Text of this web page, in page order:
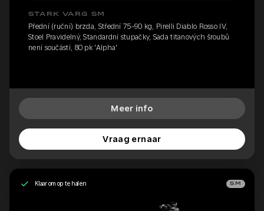
STARK VARG SM
Přední (ruční) brzda, Střední 75-90 kg, Pirelli Diablo Rosso IV,
Stoel Pravidelný, Standardní stupačky, Sada titanových šroubů
není součástí, 80 pk 'Alpha'
Meer info
Vraag ernaar
Klaar om op te halen SM